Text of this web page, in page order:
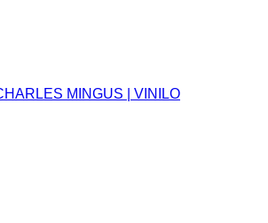
MINGUS | VINILO